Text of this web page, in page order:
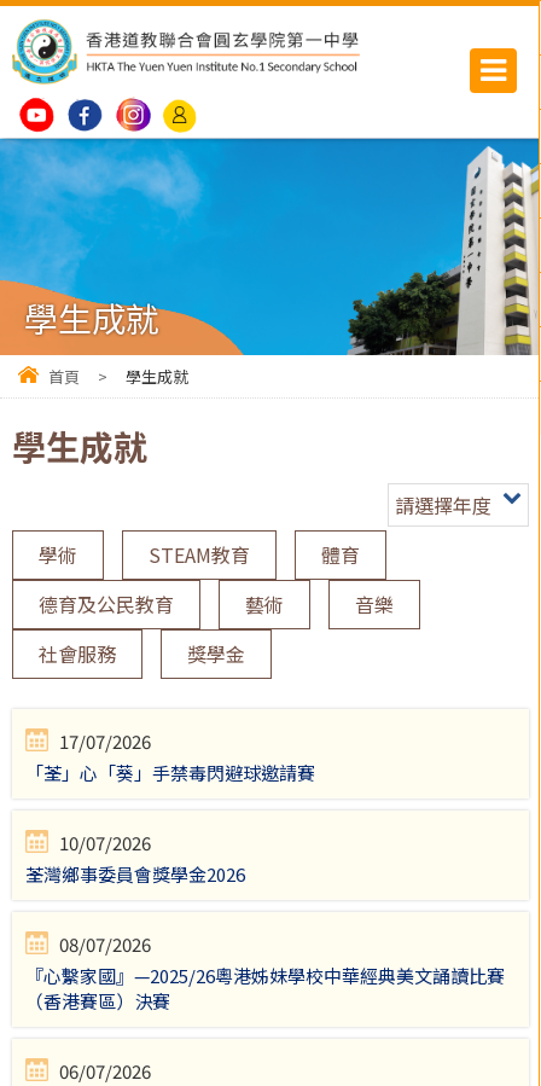
學生成就
首頁 > 學生成就
學生成就
請選擇年度
學術
STEAM教育
體育
德育及公民教育
藝術
音樂
社會服務
獎學金
17/07/2026
「荃」心「葵」手禁毒閃避球邀請賽
10/07/2026
荃灣鄉事委員會獎學金2026
08/07/2026
『心繫家國』—2025/26粵港姊妹學校中華經典美文誦讀比賽
（香港賽區）決賽
06/07/2026